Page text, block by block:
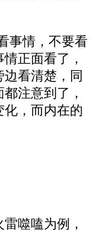
事情，不要看
正面看了，
看清楚，同
注意到了，
化，而内在的
噬嗑为例，